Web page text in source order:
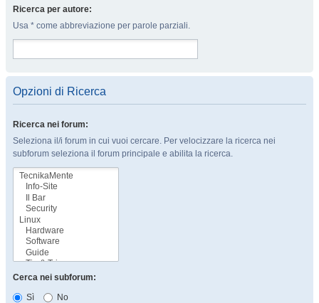
Ricerca per autore:
Usa * come abbreviazione per parole parziali.
Opzioni di Ricerca
Ricerca nei forum:
Seleziona il/i forum in cui vuoi cercare. Per velocizzare la ricerca nei
subforum seleziona il forum principale e abilita la ricerca.
Cerca nei subforum:
Sì
No